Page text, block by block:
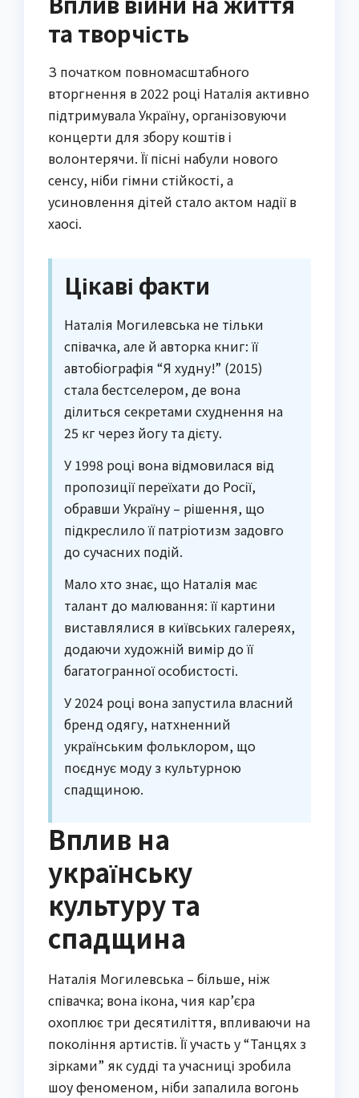
та творчість
З початком повномасштабного
вторгнення в 2022 році Наталія активно
підтримувала Україну, організовуючи
концерти для збору коштів і
волонтерячи. Її пісні набули нового
сенсу, ніби гімни стійкості, а
усиновлення дітей стало актом надії в
хаосі.
Цікаві факти
Наталія Могилевська не тільки
співачка, але й авторка книг: її
автобіографія “Я худну!” (2015)
стала бестселером, де вона
ділиться секретами схуднення на
25 кг через йогу та дієту.
У 1998 році вона відмовилася від
пропозиції переїхати до Росії,
обравши Україну – рішення, що
підкреслило її патріотизм задовго
до сучасних подій.
Мало хто знає, що Наталія має
талант до малювання: її картини
виставлялися в київських галереях,
додаючи художній вимір до її
багатогранної особистості.
У 2024 році вона запустила власний
бренд одягу, натхненний
українським фольклором, що
поєднує моду з культурною
спадщиною.
Вплив на
українську
культуру та
спадщина
Наталія Могилевська – більше, ніж
співачка; вона ікона, чия кар’єра
охоплює три десятиліття, впливаючи на
покоління артистів. Її участь у “Танцях з
зірками” як судді та учасниці зробила
шоу феноменом, ніби запалила вогонь